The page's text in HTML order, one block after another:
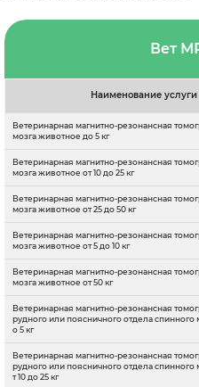
Вет
Наименование услуги
Ветеринарная магнитно-резонансная
мозга животное до 5 кг
Ветеринарная магнитно-резонансная
мозга животное от 10 до 25 кг
Ветеринарная магнитно-резонансная
мозга животное от 25 до 50 кг
Ветеринарная магнитно-резонансная
мозга животное от 5 до 10 кг
Ветеринарная магнитно-резонансная
мозга животное от 50 кг
Ветеринарная магнитно-резонансная
рудного или поясничного отдела спинного
о 5 кг
Ветеринарная магнитно-резонансная
рудного или поясничного отдела спинного
т 10 до 25 кг